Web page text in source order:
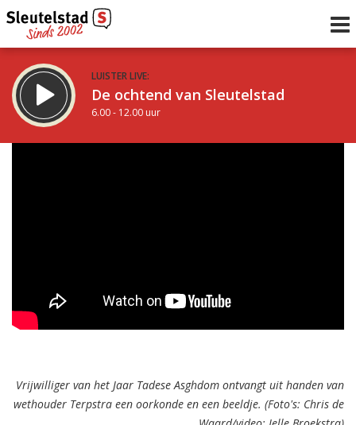
LUISTER LIVE:
De ochtend van Sleutelstad
6.00 - 12.00 uur
Vrijwilliger van het Jaar Tadese Asghdom ontvangt uit handen van
wethouder Terpstra een oorkonde en een beeldje. (Foto's: Chris de